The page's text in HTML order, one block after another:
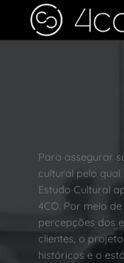
Para assegurar
cultural pelo
Estudo Cultural
4CO. Por meio
percepções dos
clientes, o
históricos e o